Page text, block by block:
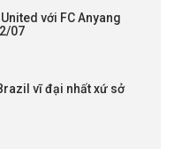
với FC Anyang
07
vĩ đại nhất xứ sở